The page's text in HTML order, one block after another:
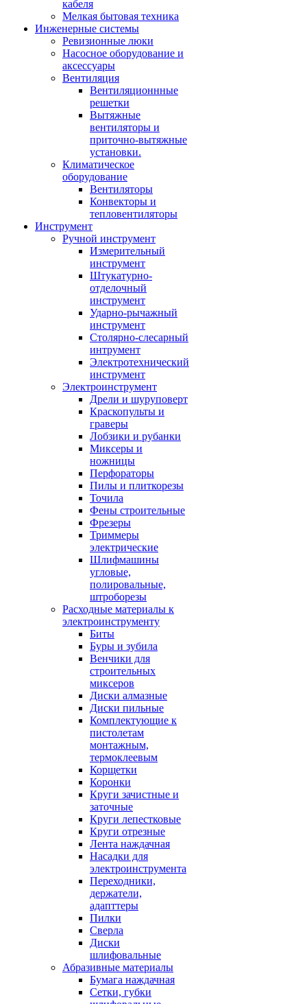
кабеля
Мелкая бытовая техника
Инженерные системы
Ревизионные люки
Насосное оборудование и
аксессуары
Вентиляция
Вентиляционнные
решетки
Вытяжные
вентиляторы и
приточно-вытяжные
установки.
Климатическое
оборудование
Вентиляторы
Конвекторы и
тепловентиляторы
Инструмент
Ручной инструмент
Измерительный
инструмент
Штукатурно-
отделочный
инструмент
Ударно-рычажный
инструмент
Столярно-слесарный
интрумент
Электротехнический
инструмент
Электроинструмент
Дрели и шуруповерт
Краскопульты и
граверы
Лобзики и рубанки
Миксеры и
ножницы
Перфораторы
Пилы и плиткорезы
Точила
Фены строительные
Фрезеры
Триммеры
электрические
Шлифмашины
угловые,
полировальные,
штроборезы
Расходные материалы к
электроинструменту
Биты
Буры и зубила
Венчики для
строительных
миксеров
Диски алмазные
Диски пильные
Комплектующие к
пистолетам
монтажным,
термоклеевым
Корщетки
Коронки
Круги зачистные и
заточные
Круги лепестковые
Круги отрезные
Лента наждачная
Насадки для
электроинструмента
Переходники,
держатели,
адапттеры
Пилки
Сверла
Диски
шлифовальные
Абразивные материалы
Бумага наждачная
Сетки, губки